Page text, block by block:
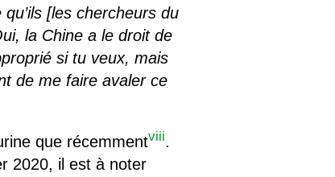
[les chercheurs du
la Chine a le droit de
si tu veux, mais
de me faire avaler ce
que récemmentviii.
2020, il est à noter